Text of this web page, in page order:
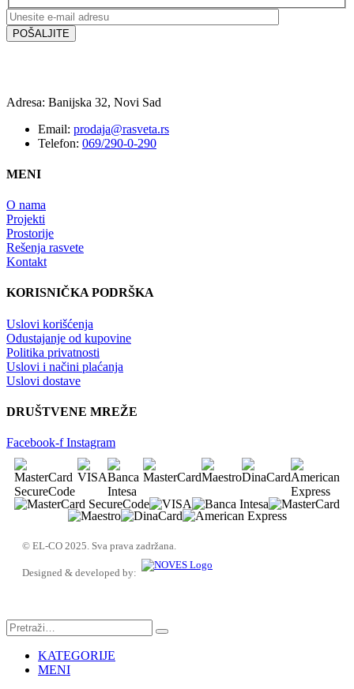
Adresa: Banijska 32, Novi Sad
Email: prodaja@rasveta.rs
Telefon: 069/290-0-290
MENI
O nama
Projekti
Prostorije
Rešenja rasvete
Kontakt
KORISNIČKA PODRŠKA
Uslovi korišćenja
Odustajanje od kupovine
Politika privatnosti
Uslovi i načini plaćanja
Uslovi dostave
DRUŠTVENE MREŽE
Facebook-f Instagram
© EL-CO 2025. Sva prava zadržana.
Designed & developed by:
KATEGORIJE
MENI